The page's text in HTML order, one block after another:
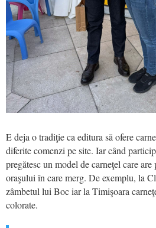
E deja o tradiţie ca editura să ofere
diferite comenzi pe site. Iar când
pregătesc un model de carneţel care
oraşului în care merg. De exemplu, la
zâmbetul lui Boc iar la Timişoara
colorate.